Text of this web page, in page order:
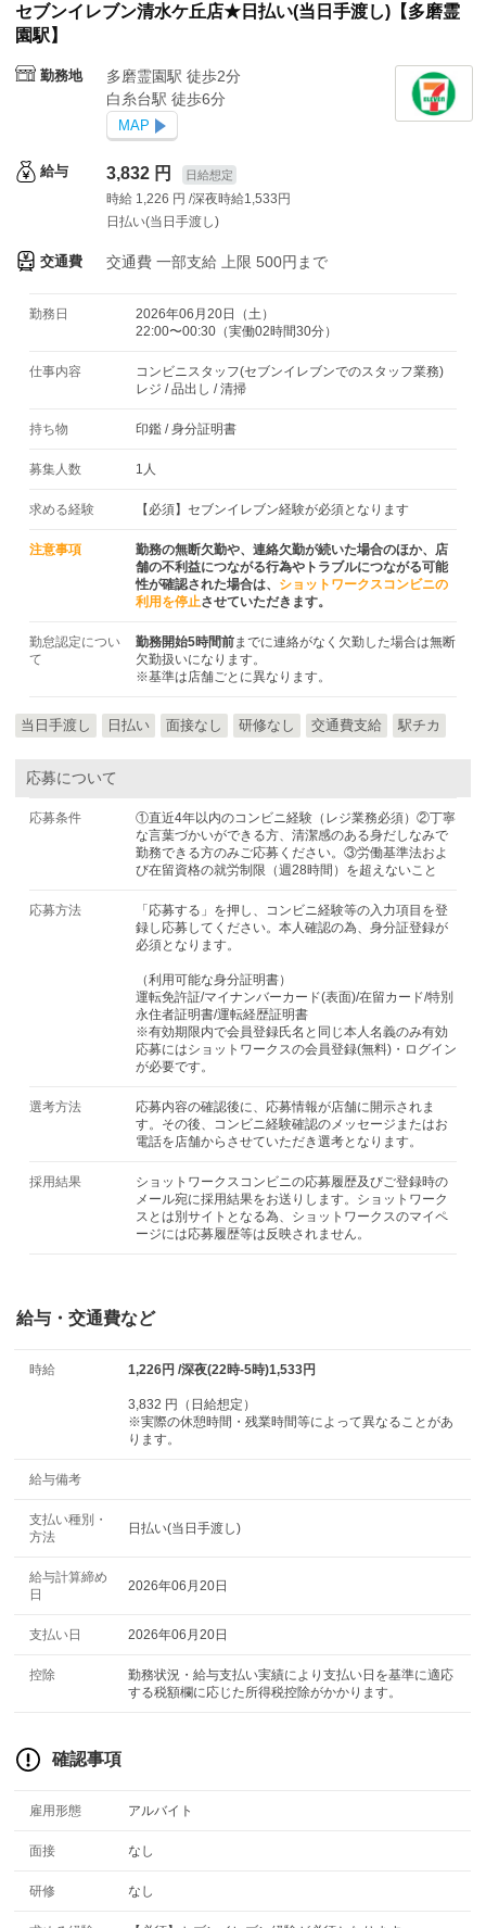
セブンイレブン清水ケ丘店★日払い(当日手渡し)【多磨霊
園駅】
勤務地
多磨霊園駅 徒歩2分
白糸台駅 徒歩6分
MAP
給与 3,832 円 日給想定
時給 1,226 円 /深夜時給1,533円
日払い(当日手渡し)
交通費 交通費 一部支給 上限 500円まで
勤務日
2026年06月20日（土）
22:00〜00:30（実働02時間30分）
仕事内容
コンビニスタッフ(セブンイレブンでのスタッフ業務)
レジ / 品出し / 清掃
持ち物 印鑑 /身分証明書
募集人数 1人
求める経験 【必須】セブンイレブン経験が必須となります
注意事項
勤務の無断欠勤や、連絡欠勤が続いた場合のほか、店
舗の不利益につながる行為やトラブルにつながる可能
性が確認された場合は、
ショットワークスコンビニの
利用を停止させていただきます。
勤怠認定につい
て
勤務開始5時間前までに連絡がなく欠勤した場合は無断
欠勤扱いになります。
※基準は店舗ごとに異なります。
当日手渡し 日払い 面接なし 研修なし 交通費支給 駅チカ
応募について
応募条件
①直近4年以内のコンビニ経験（レジ業務必須）②丁寧
な言葉づかいができる方、清潔感のある身だしなみで
勤務できる方のみご応募ください。③労働基準法およ
び在留資格の就労制限（週28時間）を超えないこと
応募方法
「応募する」を押し、コンビニ経験等の入力項目を登
録し応募してください。本人確認の為、身分証登録が
必須となります。
（利用可能な身分証明書）
運転免許証/マイナンバーカード(表面)/在留カード/特別
永住者証明書/運転経歴証明書
※有効期限内で会員登録氏名と同じ本人名義のみ有効
応募にはショットワークスの会員登録(無料)・ログイン
が必要です。
選考方法
応募内容の確認後に、応募情報が店舗に開示されま
す。その後、コンビニ経験確認のメッセージまたはお
電話を店舗からさせていただき選考となります。
採用結果
ショットワークスコンビニの応募履歴及びご登録時の
メール宛に採用結果をお送りします。ショットワーク
スとは別サイトとなる為、ショットワークスのマイペ
ージには応募履歴等は反映されません。
給与・交通費など
時給 1,226円 /深夜(22時-5時)1,533円
3,832 円（日給想定）
※実際の休憩時間・残業時間等によって異なることがあ
ります。
給与備考
支払い種別・
方法
日払い(当日手渡し)
給与計算締め
日
2026年06月20日
支払い日 2026年06月20日
控除
勤務状況・給与支払い実績により支払い日を基準に適応
する税額欄に応じた所得税控除がかかります。
確認事項
雇用形態 アルバイト
面接 なし
研修 なし